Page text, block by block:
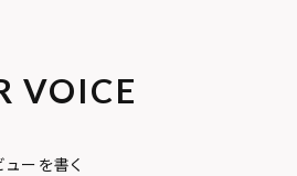
VOICE
ューを書く